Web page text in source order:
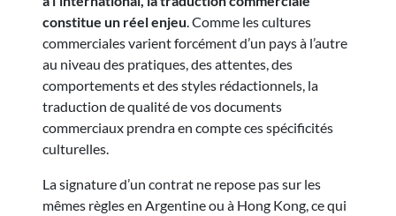
constitue un réel enjeu . Comme les cultures
commerciales varient forcément d’un pays à l’autre
au niveau des pratiques, des attentes, des
comportements et des styles rédactionnels, la
traduction de qualité de vos documents
commerciaux prendra en compte ces spécificités
culturelles.
La signature d’un contrat ne repose pas sur les
mêmes règles en Argentine ou à Hong Kong, ce qui